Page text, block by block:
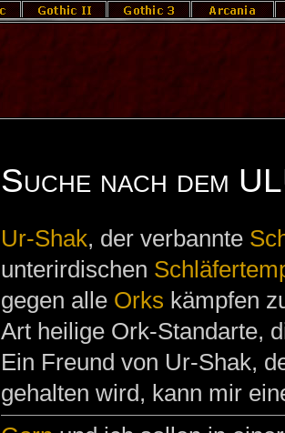
Suche nach dem
Ur-Shak, der verbannte
unterirdischen
gegen alle Orks kämpfen
Art heilige Ork-Standarte,
Ein Freund von Ur-Shak,
gehalten wird, kann mir